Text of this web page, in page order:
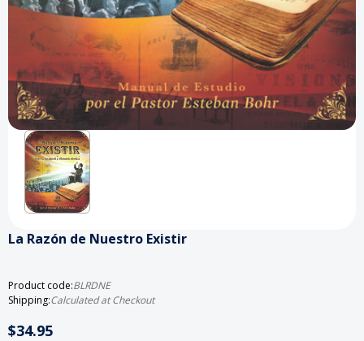
La Razón de Nuestro Existir
Product code:BLRDNE
Shipping:Calculated at Checkout
$34.95